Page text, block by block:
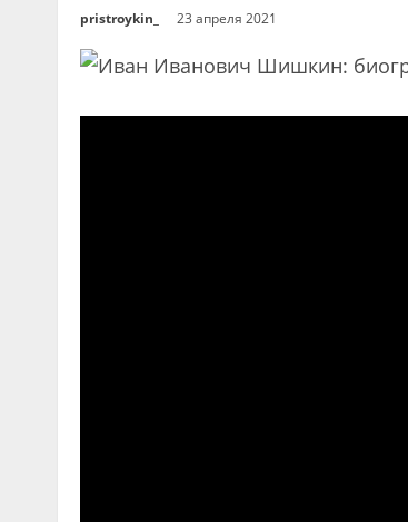
pristroykin_ 23 апреля 2021